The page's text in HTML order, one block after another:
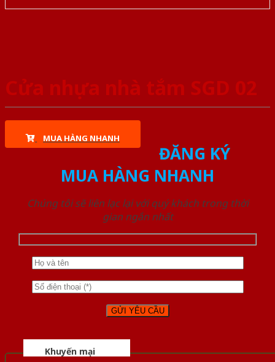
Cửa nhựa nhà tắm SGD 02
MUA HÀNG NHANH
ĐĂNG KÝ
MUA HÀNG NHANH
Chúng tôi sẽ liên lạc lại với quý khách trong thời
gian ngắn nhất
Khuyến mại